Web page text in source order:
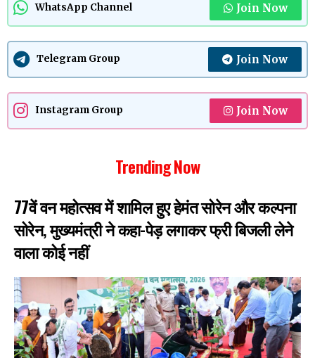
WhatsApp Channel Join Now
Telegram Group Join Now
Instagram Group Join Now
Trending Now
77वें वन महोत्सव में शामिल हुए हेमंत सोरेन और कल्पना
सोरेन, मुख्यमंत्री ने कहा-पेड़ लगाकर फ्री बिजली लेने
वाला कोई नहीं